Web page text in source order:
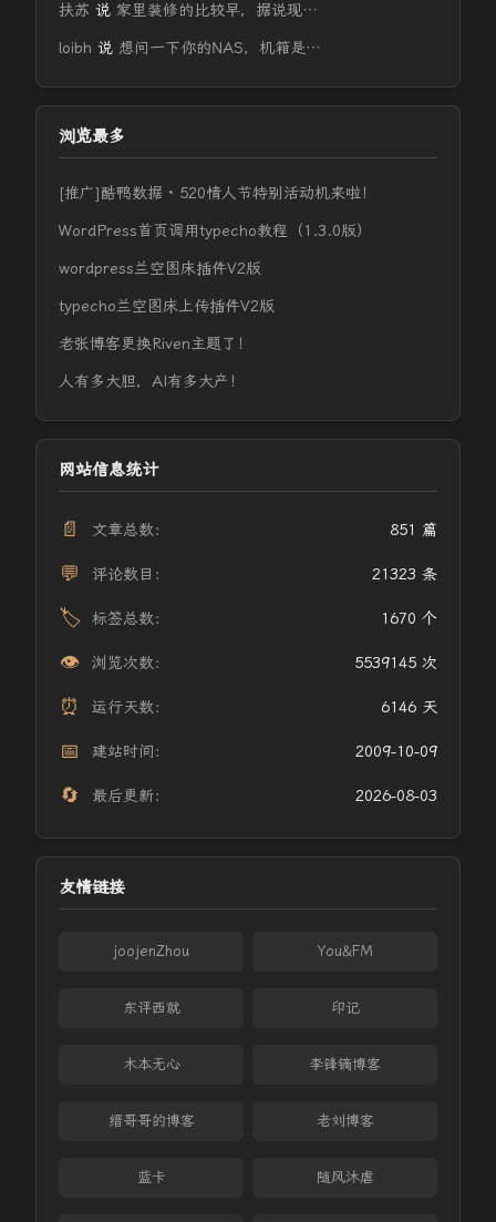
扶苏 说 家里装修的比较早，据说现…
loibh 说 想问一下你的NAS，机箱是…
浏览最多
[推广]酷鸭数据 · 520情人节特别活动机来啦！
WordPress首页调用typecho教程（1.3.0版）
wordpress兰空图床插件V2版
typecho兰空图床上传插件V2版
老张博客更换Riven主题了！
人有多大胆，AI有多大产！
网站信息统计
📄 文章总数： 851 篇
💬 评论数目： 21323 条
🏷️ 标签总数： 1670 个
👁️ 浏览次数： 5539145 次
⏰ 运行天数： 6146 天
📅 建站时间： 2009-10-09
🔄 最后更新： 2026-08-03
友情链接
joojenZhou You&FM
东评西就 印记
木本无心 李锋镝博客
缙哥哥的博客 老刘博客
蓝卡 随风沐虐